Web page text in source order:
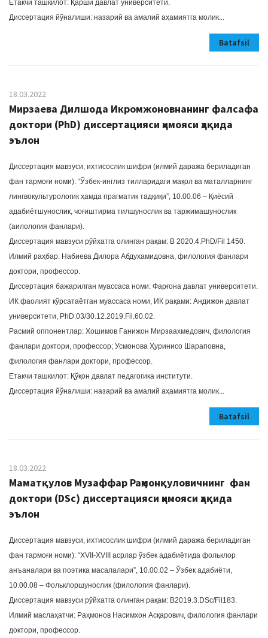
Етакчи ташкилот: Қарши давлат университети.
Диссертация йўналиши: назарий ва амалий аҳамиятга молик...
Batafsil
18.03.2022
Мирзаева Дилшода Икромжоновнанинг фалсафа
доктори (PhD) диссертацияси ҳимояси ҳақида
эълон
Диссертация мавзуси, ихтисослик шифри (илмий даража бериладиган
фан тармоғи номи): “Ўзбек-инглиз тилларидаги мақол ва маталларнинг
лингвокультурологик ҳамда прагматик тадқиқи”, 10.00.06 – Қиёсий
адабиётшунослик, чоғиштирма тилшунослик ва таржимашунослик
(aилология фанлари).
Диссертация мавзуси рўйхатга олинган рақам: В 2020.4.PhD/Fil 1450.
Илмий раҳбар: Набиева Дилора Абдухамидовна, филология фанлари
доктори, профессор.
Диссертация бажарилган муассаса номи: Фарғона давлат университети.
ИК фаолият кўрсатаётган муассаса номи, ИК рақами: Андижон давлат
университети, PhD.03/30.12.2019.Fil.60.02.
Расмий оппонентлар: Хошимов Ғанижон Мирзаахмедович, филология
фанлари доктори, профессор; Усмонова Ҳуринисо Шараповна,
филология фанлари доктори, профессор.
Етакчи ташкилот: Қўқон давлат педагогика институти.
Диссертация йўналиши: назарий ва амалий аҳамиятга молик...
Batafsil
18.03.2022
Маматқулов Музаффар Раҳмонқуловичнинг фан
доктори (DSc) диссертацияси ҳимояси ҳақида
эълон
Диссертация мавзуси, ихтисослик шифри (илмий даража бериладиган
фан тармоғи номи): “ХVII-ХVIII асрлар ўзбек адабиётида фольклор
анъаналари ва поэтика масалалари”, 10.00.02 – Ўзбек адабиёти,
10.00.08 – Фольклоршунослик (филология фанлари).
Диссертация мавзуси рўйхатга олинган рақам: B2019.3.DSc/Fil183.
Илмий маслаҳатчи: Раҳмонов Насимхон Асқарович, филология фанлари
доктори, профессор.